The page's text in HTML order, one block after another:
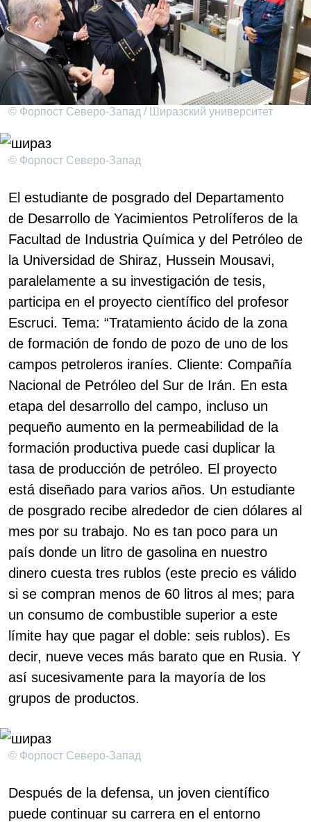
© Форпост Северо-Запад / Ширазский университет
© Форпост Северо-Запад
El estudiante de posgrado del Departamento
de Desarrollo de Yacimientos Petrolíferos de la
Facultad de Industria Química y del Petróleo de
la Universidad de Shiraz, Hussein Mousavi,
paralelamente a su investigación de tesis,
participa en el proyecto científico del profesor
Escruci. Tema: “Tratamiento ácido de la zona
de formación de fondo de pozo de uno de los
campos petroleros iraníes. Cliente: Compañía
Nacional de Petróleo del Sur de Irán. En esta
etapa del desarrollo del campo, incluso un
pequeño aumento en la permeabilidad de la
formación productiva puede casi duplicar la
tasa de producción de petróleo. El proyecto
está diseñado para varios años. Un estudiante
de posgrado recibe alrededor de cien dólares al
mes por su trabajo. No es tan poco para un
país donde un litro de gasolina en nuestro
dinero cuesta tres rublos (este precio es válido
si se compran menos de 60 litros al mes; para
un consumo de combustible superior a este
límite hay que pagar el doble: seis rublos). Es
decir, nueve veces más barato que en Rusia. Y
así sucesivamente para la mayoría de los
grupos de productos.
© Форпост Северо-Запад
Después de la defensa, un joven científico
puede continuar su carrera en el entorno